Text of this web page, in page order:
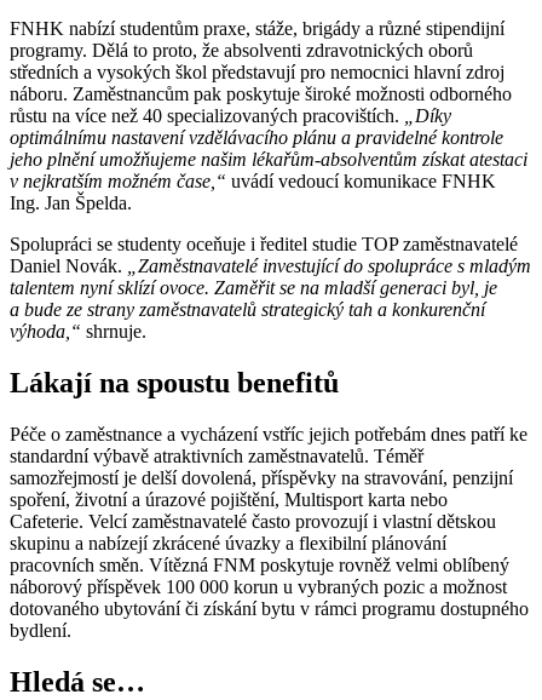
FNHK nabízí studentům praxe, stáže, brigády a různé stipendijní
programy. Dělá to proto, že absolventi zdravotnických oborů
středních a vysokých škol představují pro nemocnici hlavní zdroj
náboru. Zaměstnancům pak poskytuje široké možnosti odborného
růstu na více než 40 specializovaných pracovištích.
„Díky
optimálnímu nastavení vzdělávacího plánu a pravidelné kontrole
jeho plnění umožňujeme našim lékařům-absolventům získat atestaci
v nejkratším možném čase,“ uvádí vedoucí komunikace FNHK
Ing. Jan Špelda.
Spolupráci se studenty oceňuje i ředitel studie TOP zaměstnavatelé
Daniel Novák.
„Zaměstnavatelé investující do spolupráce s mladým
talentem nyní sklízí ovoce. Zaměřit se na mladší generaci byl, je
a bude ze strany zaměstnavatelů strategický tah a konkurenční
výhoda,“ shrnuje.
Lákají na spoustu benefitů
Péče o zaměstnance a vycházení vstříc jejich potřebám dnes patří ke
standardní výbavě atraktivních zaměstnavatelů. Téměř
samozřejmostí je delší dovolená, příspěvky na stravování, penzijní
spoření, životní a úrazové pojištění, Multisport karta nebo
Cafeterie. Velcí zaměstnavatelé často provozují i vlastní dětskou
skupinu a nabízejí zkrácené úvazky a flexibilní plánování
pracovních směn. Vítězná FNM poskytuje rovněž velmi oblíbený
náborový příspěvek 100 000 korun u vybraných pozic a možnost
dotovaného ubytování či získání bytu v rámci programu dostupného
bydlení.
Hledá se…